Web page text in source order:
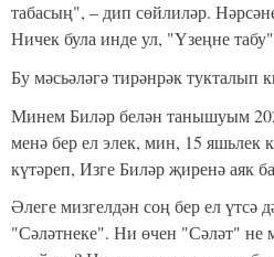
табасың", – дип сөйлиләр.
Ничек була инде ул, "Үзеңне
Бу мәсьәләгә тирәнрәк тукталып
Минем Биләр белән танышуым
менә бер ел элек, мин, 15 яшьлек
күтәреп, Изге Биләр җиренә аяк
Әлеге мизгелдән соң бер ел үтсә
"Сәләтнеке". Ни өчен "Сәләт" не